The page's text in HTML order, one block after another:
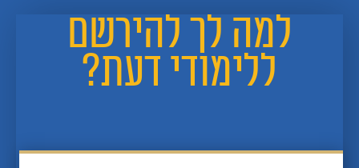
למה לך להירשם
ללימודי דעת?